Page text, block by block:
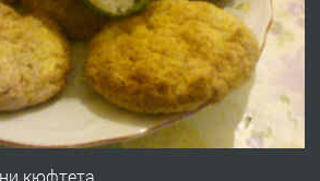
преди 1 година
Първи поход "По стъпките на Ангел
кюфтета